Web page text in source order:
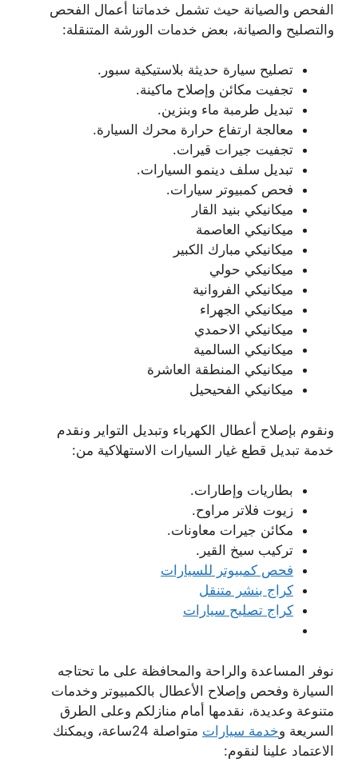
الفحص والصيانة حيث تشمل خدماتنا أعمال الفحص
والتصليح والصيانة، بعض خدمات الورشة المتنقلة:
تصليح سيارة حديثة بلاستيكية سبور.
تجفيت مكائن وإصلاح ماكينة.
تبديل طرمبة ماء وبنزين.
معالجة ارتفاع حرارة محرك السيارة.
تجفيت جيرات قيرات.
تبديل سلف دينمو السيارات.
فحص كمبيوتر سيارات.
ميكانيكي بنيد القار
ميكانيكي العاصمة
ميكانيكي مبارك الكبير
ميكانيكي حولي
ميكانيكي الفروانية
ميكانيكي الجهراء
ميكانيكي الاحمدي
ميكانيكي السالمية
ميكانيكي المنطقة العاشرة
ميكانيكي الفحيحيل
ونقوم بإصلاح أعطال الكهرباء وتبديل التواير ونقدم
خدمة تبديل قطع غيار السيارات الاستهلاكية من:
بطاريات وإطارات.
زيوت فلاتر مراوح.
مكائن جيرات معاونات.
تركيب سيخ القير.
فحص كمبيوتر للسيارات
كراج بنشر متنقل
كراج تصليح سيارات
نوفر المساعدة والراحة والمحافظة على ما تحتاجه
السيارة وفحص وإصلاح الأعطال بالكمبيوتر وخدمات
متنوعة وعديدة، نقدمها أمام منازلكم وعلى الطرق
السريعة وخدمة سيارات
متواصلة 24ساعة، ويمكنك
الاعتماد علينا لنقوم: